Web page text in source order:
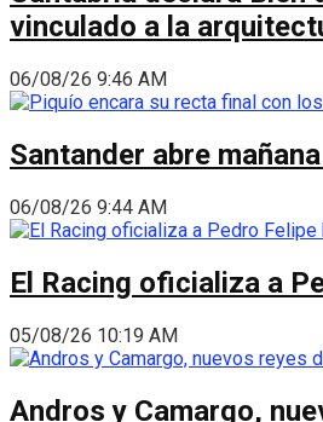
vinculado a la
06/08/26 9:46 AM
Santander abre
06/08/26 9:44 AM
El Racing oficializa a
05/08/26 10:19 AM
Andros y Camargo,